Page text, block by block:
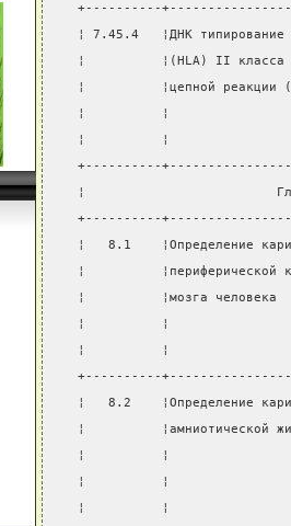
+----------
¦ 7.45.4   ¦ДНК
¦          ¦(HLA) II класса
¦          ¦цепной
¦          ¦
¦          ¦
+----------
¦
+----------
¦   8.1    ¦Определение
¦          ¦периферической
¦          ¦мозга
¦          ¦
¦          ¦
+----------
¦   8.2    ¦Определение
¦          ¦амниотической
¦          ¦
¦          ¦
¦          ¦